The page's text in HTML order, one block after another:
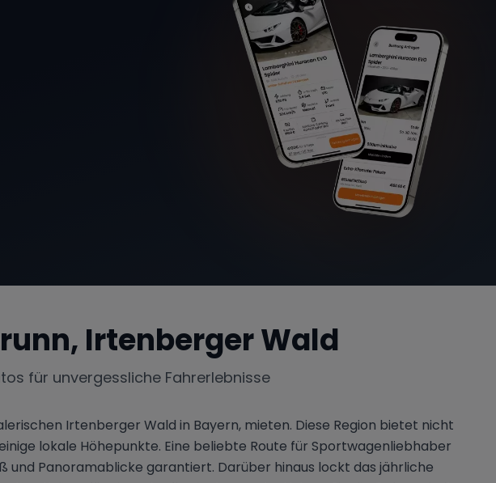
Irtenberger Wald
für unvergessliche Fahrerlebnisse
Irtenberger Wald in Bayern, mieten. Diese Region bietet nicht
lokale Höhepunkte. Eine beliebte Route für Sportwagenliebhaber
und Panoramablicke garantiert. Darüber hinaus lockt das jährliche